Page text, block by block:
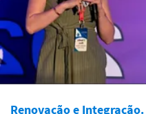
Renovação e Integração.